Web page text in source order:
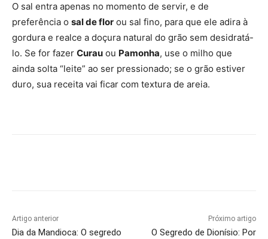
O sal entra apenas no momento de servir, e de
preferência o sal de flor ou sal fino, para que ele adira à
gordura e realce a doçura natural do grão sem desidratá-
lo. Se for fazer Curau ou Pamonha, use o milho que
ainda solta “leite” ao ser pressionado; se o grão estiver
duro, sua receita vai ficar com textura de areia.
Artigo anterior
Dia da Mandioca: O segredo
Próximo artigo
O Segredo de Dionísio: Por